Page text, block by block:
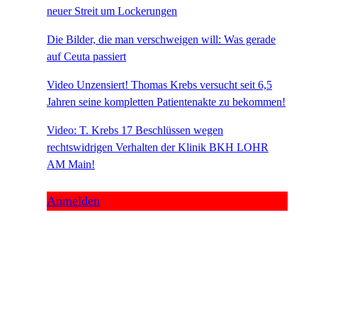
neuer Streit um Lockerungen
Die Bilder, die man verschweigen will: Was gerade
auf Ceuta passiert
Video Unzensiert! Thomas Krebs versucht seit 6,5
Jahren seine kompletten Patientenakte zu bekommen!
Video: T. Krebs 17 Beschlüssen wegen
rechtswidrigen Verhalten der Klinik BKH LOHR
AM Main!
Anmelden